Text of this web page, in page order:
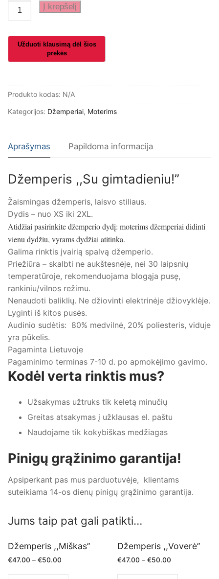
produkto
kiekis:
,,Su
gimtadieniu!"
Į krepšelį
Produkto kodas: N/A
Kategorijos: Džemperiai, Moterims
Aprašymas Papildoma informacija
Džemperis ,,Su gimtadieniu!”
Žaismingas džemperis, laisvo stiliaus.
Dydis – nuo XS iki 2XL.
Atidžiai pasirinkite džemperio dydį: moterims džemperiai didinti
vienu dydžiu, vyrams dydžiai atitinka.
Galima rinktis įvairią spalvą džemperio.
Priežiūra – skalbti ne aukštesnėje, nei 30 laipsnių
temperatūroje, rekomenduojama blogąja pusę,
rankiniu/vilnos režimu.
Nenaudoti baliklių. Ne džiovinti elektrinėje džiovyklėje.
Lyginti iš kitos pusės.
Audinio sudėtis: 80% medvilnė, 20% poliesteris, viduje
yra pūkelis.
Pagaminta Lietuvoje
Pagaminimo terminas 7-10 d. po apmokėjimo gavimo.
Kodėl verta rinktis mus?
Užsakymas užtruks tik keletą minučių
Greitas atsakymas į užklausas el. paštu
Naudojame tik kokybiškas medžiagas
Pinigų grąžinimo garantija!
Apsiperkant pas mus parduotuvėje, klientams
suteikiama 14-os dienų pinigų grąžinimo garantija.
Jums taip pat gali patikti…
Džemperis ,,Miškas”
€47.00 – €50.00
Džemperis ,,Voverė”
€47.00 – €50.00